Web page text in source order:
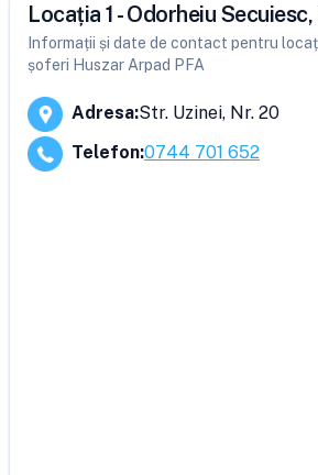
Locația 1 - Odorheiu
Informații și date de contact pentru
șoferi Huszar Arpad PFA
Adresa:Str. Uzinei, Nr. 20
Telefon:0744 701 652